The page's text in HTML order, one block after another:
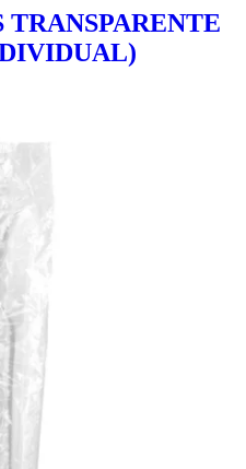
TRANSPARENTE